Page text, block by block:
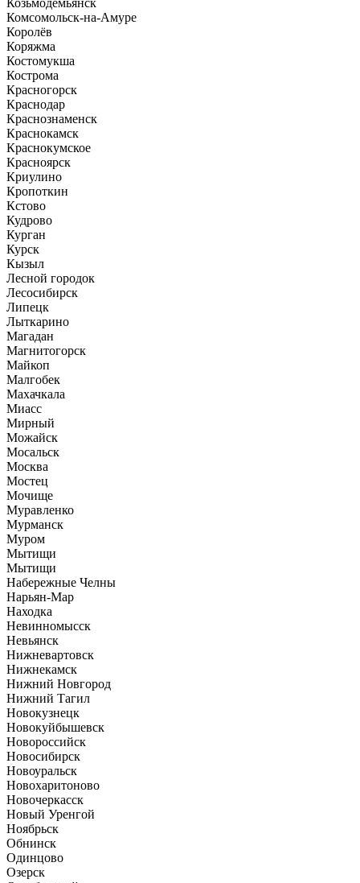
Козьмодемьянск
Комсомольск-на-Амуре
Королёв
Коряжма
Костомукша
Кострома
Красногорск
Краснодар
Краснознаменск
Краснокамск
Краснокумское
Красноярск
Криулино
Кропоткин
Кстово
Кудрово
Курган
Курск
Кызыл
Лесной городок
Лесосибирск
Липецк
Лыткарино
Магадан
Магнитогорск
Майкоп
Малгобек
Махачкала
Миасс
Мирный
Можайск
Мосальск
Москва
Мостец
Мочище
Муравленко
Мурманск
Муром
Мытищи
Мытищи
Набережные Челны
Нарьян-Мар
Находка
Невинномысск
Невьянск
Нижневартовск
Нижнекамск
Нижний Новгород
Нижний Тагил
Новокузнецк
Новокуйбышевск
Новороссийск
Новосибирск
Новоуральск
Новохаритоново
Новочеркасск
Новый Уренгой
Ноябрьск
Обнинск
Одинцово
Озерск